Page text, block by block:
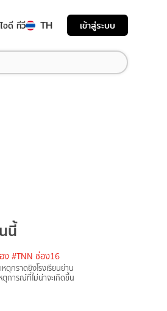
อดี ทีวี TH เข้าสู่ระบบ
นี้
ง #TNN ช่อง16
หตุกราดยิงโรงเรียนย่าน
ตุการณ์ที่ไม่น่าจะเกิดขึ้น